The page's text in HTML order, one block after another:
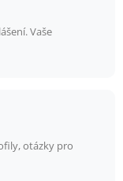
Vaše
otázky pro